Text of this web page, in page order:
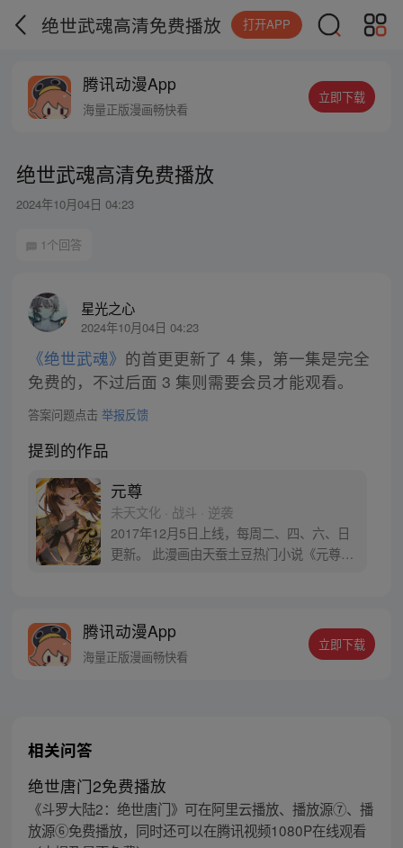
绝世武魂高清免费播放 打开APP
腾讯动漫App
海量正版漫画畅快看
立即下载
绝世武魂高清免费播放
2024年10月04日 04:23
1个回答
星光之心
2024年10月04日 04:23
《绝世武魂》 的首更更新了 4 集，第一集是完全
免费的，不过后面 3 集则需要会员才能观看。
答案问题点击 举报反馈
提到的作品
元尊
未天文化 · 战斗 · 逆袭
2017年12月5日上线，每周二、四、六、日
更新。 此漫画由天蚕土豆热门小说《元尊》
腾讯动漫App
海量正版漫画畅快看
立即下载
相关问答
绝世唐门2免费播放
《斗罗大陆2：绝世唐门》可在阿里云播放、播放源⑦、播
放源⑥免费播放，同时还可以在腾讯视频1080P在线观看